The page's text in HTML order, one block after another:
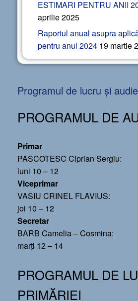
ESTIMARI PENTRU ANII
aprilie 2025
Raportul anual asupra
pentru anul 2024 19 martie
Programul de lucru și
PROGRAMUL DE
Primar
PASCOTESC Ciprian Sergiu:
luni 10 – 12
Viceprimar
VASIU CRINEL FLAVIUS:
joi 10 – 12
Secretar
BARB Camelia – Cosmina:
marți 12 – 14
PROGRAMUL DE
PRIMĂRIEI